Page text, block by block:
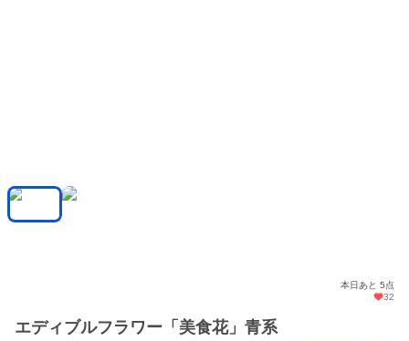
本日あと 5点
32
エディブルフラワー「美食花」青系